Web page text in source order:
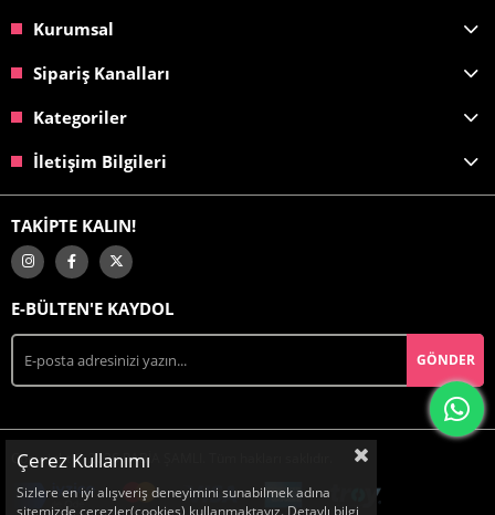
Kurumsal
Sipariş Kanalları
Kategoriler
İletişim Bilgileri
TAKİPTE KALIN!
E-BÜLTEN'E KAYDOL
GÖNDER
Copyright © 2026 RABİA ŞAMLI. Tüm hakları saklıdır.
Çerez Kullanımı
Sizlere en iyi alışveriş deneyimini sunabilmek adına
sitemizde çerezler(cookies) kullanmaktayız. Detaylı bilgi